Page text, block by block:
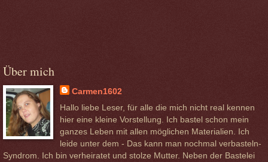
Über mich
Carmen1602
Hallo liebe Leser, für alle die mich nicht real kennen
hier eine kleine Vorstellung. Ich bastel schon mein
ganzes Leben mit allen möglichen Materialien. Ich
leide unter dem - Das kann man nochmal verbasteln-
Syndrom. Ich bin verheiratet und stolze Mutter. Neben der Bastelei